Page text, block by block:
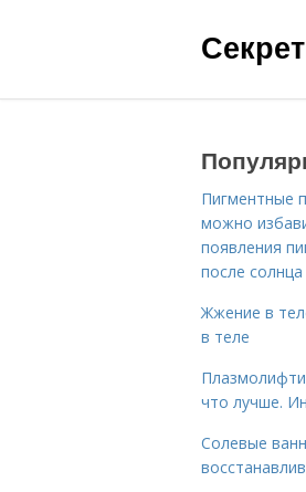
Пигментные
можно
появления
после солнца
Жжение в
в теле
что лучше.
Солевые